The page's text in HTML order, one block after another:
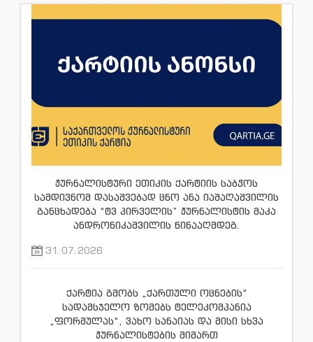
ჟურნალისტური ეთიკის ქარტიის საბჭოს
სამდივნომ დასაშვებად ცნო ანა იაშაღაშვილის
განცხადება “ტვ პირველის” ჟურნალისტის მაკა
ანდრონიკაშვილის წინააღმდეგ.
31.07.2026
ქარტია გმობს „ქართული ოცნების“
სადამსჯელო ზომებს ტელეკომპანია
„ფორმულას“, ვახო სანაიას და მისი სხვა
ჟურნალისტების მიმართ